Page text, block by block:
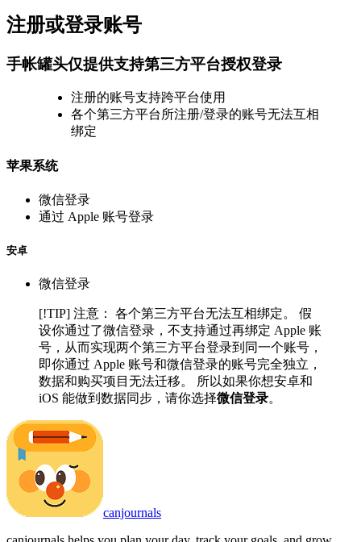
注册或登录账号
手帐罐头仅提供支持第三方平台授权登录
注册的账号支持跨平台使用
各个第三方平台所注册/登录的账号无法互相
绑定
苹果系统
微信登录
通过 Apple 账号登录
安卓
微信登录
[!TIP] 注意： 各个第三方平台无法互相绑定。 假
设你通过了微信登录，不支持通过再绑定 Apple 账
号，从而实现两个第三方平台登录到同一个账号，
即你通过 Apple 账号和微信登录的账号完全独立，
数据和购买项目无法迁移。 所以如果你想安卓和
iOS 能做到数据同步，请你选择微信登录。
canjournals